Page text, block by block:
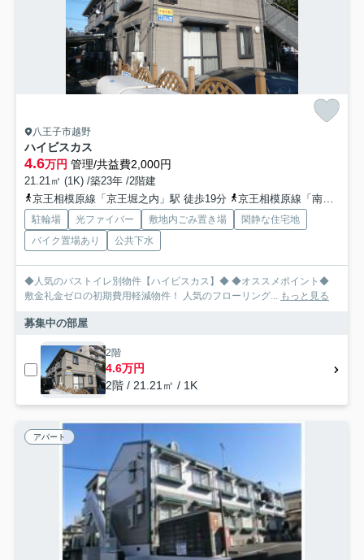
八王子市越野
ハイビスカス
4.6万円 管理/共益費2,000円
21.21㎡ (1K) /築23年 /2階建
京王相模原線「京王堀之内」駅 徒歩19分
京王相模原線「南大沢」駅 徒歩31分
駐輪場 光ファイバー 敷地内ごみ置き場
閑静な住宅地
バイク置場あり
公共下水
◆人気のバストイレ別物件【ハイビスカス】◆ ◆オススメポイント◆
敷金礼金ゼロの初期費用軽減物件！ 人気のフローリング... もっと見る
募集中の部屋
2階
4.6万円
2階 / 21.21㎡ / 1K
アパート